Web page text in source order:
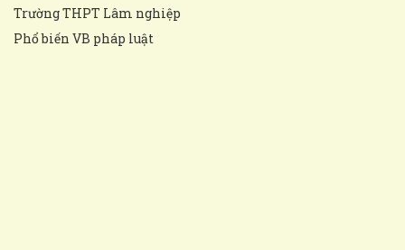
Trường THPT Lâm nghiệp
Phổ biến VB pháp luật